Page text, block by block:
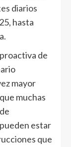
diarios
hasta
de
mayor
muchas
estar
que